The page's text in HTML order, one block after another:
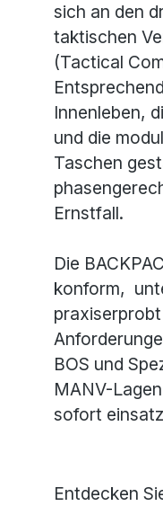
sich an den
taktischen
(Tactical
Innenleben,
und die
Taschen
Ernstfall.
Die
konform,
BOS und
MANV-
sofort
Entdecken